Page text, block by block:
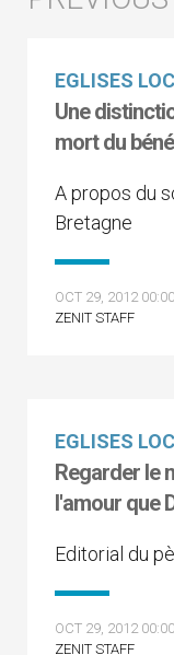
EGLISES
Une
mort du
A propos du
Bretagne
OCT 29, 2012 00:00
ZENIT STAFF
EGLISES
Regarder le
l'amour que
Editorial du
OCT 29, 2012 00:00
ZENIT STAFF